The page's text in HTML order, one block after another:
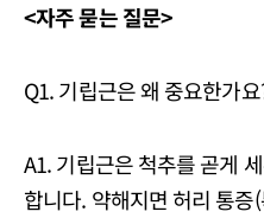
<자주 묻는 질문>
Q1. 기립근은 왜 중요한가
A1. 기립근은 척추를 곧게
합니다. 약해지면 허리 통